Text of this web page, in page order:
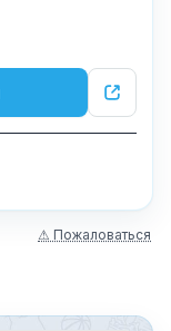
⚠ Пожаловаться